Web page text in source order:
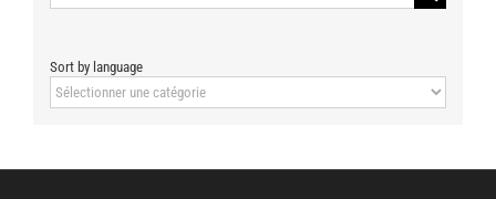
for:
Sort by language
Sort
by